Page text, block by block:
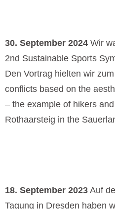
30. September 2024 Wir
2nd Sustainable Sports
Den Vortrag hielten wir
conflicts based on the
– the example of hikers
Rothaarsteig in the
18. September 2023 Auf
Tagung in Dresden haben